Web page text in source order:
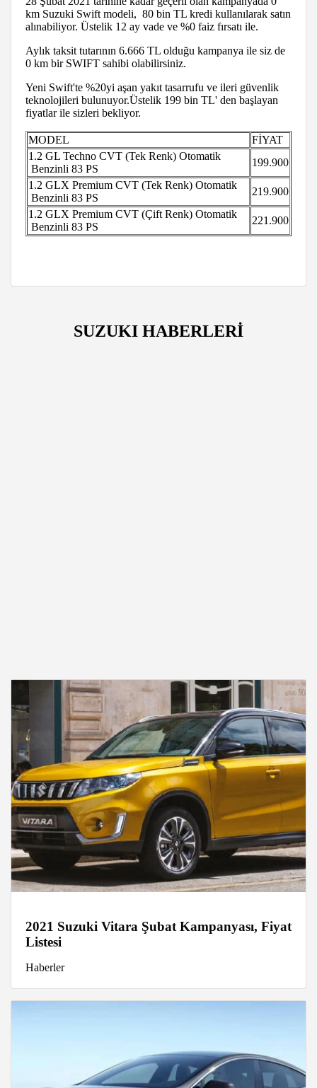
km Suzuki Swift modeli, 80 bin TL kredi kullanılarak satın
alınabiliyor. Üstelik 12 ay vade ve %0 faiz fırsatı ile.
Aylık taksit tutarının 6.666 TL olduğu kampanya ile siz de
0 km bir SWIFT sahibi olabilirsiniz.
Yeni Swift'te %20yi aşan yakıt tasarrufu ve ileri güvenlik
teknolojileri bulunuyor.Üstelik 199 bin TL' den başlayan
fiyatlar ile sizleri bekliyor.
MODEL
FİYAT
1.2 GL Techno CVT (Tek Renk) Otomatik
Benzinli 83 PS
199.900
1.2 GLX Premium CVT (Tek Renk) Otomatik
Benzinli 83 PS
219.900
1.2 GLX Premium CVT (Çift Renk) Otomatik
Benzinli 83 PS
221.900
SUZUKI HABERLERİ
2021 Suzuki Vitara Şubat Kampanyası, Fiyat
Listesi
Haberler